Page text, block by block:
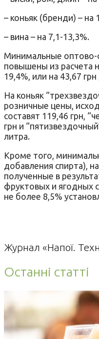
– коньяк (бренди) – на
– вина – на 7,1-13,3%.
Минимальные оптово-
повышены из расчета
19,4%, или на 43,67
На коньяк
розничные цены,
составят 119,46 грн,
грн и
литра.
Кроме того,
добавления спирта),
полученные в
фруктовых и ягодных
не более 8,5%
Журнал «Напої.
Останні статті